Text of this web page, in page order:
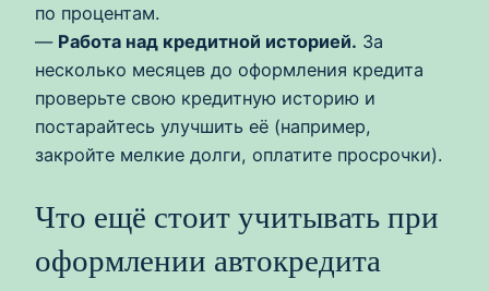
по процентам.
— Работа над кредитной историей. За
несколько месяцев до оформления кредита
проверьте свою кредитную историю и
постарайтесь улучшить её (например,
закройте мелкие долги, оплатите просрочки).
Что ещё стоит учитывать при
оформлении автокредита